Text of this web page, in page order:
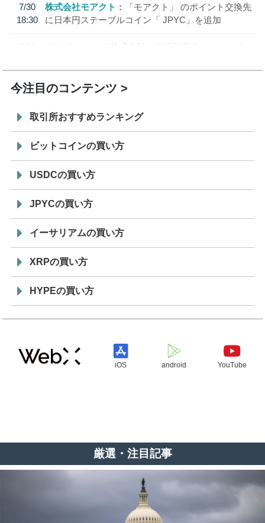
7/30
18:30
株式会社モアクト
「モアクト」 のポイント交換先
に日本円ステーブルコイン「 JPYC」を追加
7/29
SBI VCトレード株式会社
信託型円建てステーブル
今注目のコンテンツ
取引所おすすめランキング
ビットコインの買い方
USDCの買い方
JPYCの買い方
イーサリアムの買い方
XRPの買い方
HYPEの買い方
iOS android YouTube
厳選・注目記事